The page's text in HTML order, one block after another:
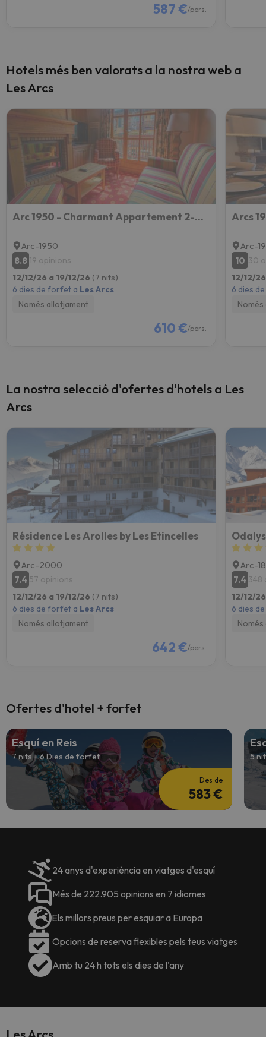
587 €/pers.
Hotels més ben valorats a la nostra web a
Les Arcs
Arc 1950 - Charmant Appartement 2-4 Personnes Dans Résidence Hôtelière
Arc-1950
8.8 19 opinions
12/12/26 a 19/12/26 (7 nits)
6 dies de forfet a Les Arcs
Només allotjament
610 €/pers.
Arc-
10 30
12/12/
6 dies
La nostra selecció d'ofertes d'hotels a Les
Arcs
Résidence Les Arolles by Les Etincelles
Arc-2000
7.4 57 opinions
12/12/26 a 19/12/26 (7 nits)
6 dies de forfet a Les Arcs
Només allotjament
642 €/pers.
Arc-
7.4 348
12/12/
6 dies
Ofertes d'hotel + forfet
Esquí en Reis
7 nits + 6 Dies de forfet
Des de
583 €
5
24 anys d'experiència en viatges d'esquí
Més de 222.905 opinions en 7 idiomes
Els millors preus per esquiar a Europa
Opcions de reserva flexibles pels teus viatges
Amb tu 24 h tots els dies de l'any